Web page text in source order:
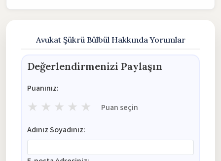
Avukat Şükrü Bülbül Hakkında Yorumlar
Değerlendirmenizi Paylaşın
Puanınız:
★ ★ ★ ★ ★ Puan seçin
Adınız Soyadınız: